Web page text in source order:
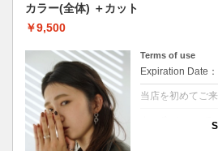
カラー(全体) ＋カット
￥9,500
Terms of use
Expiration Date：
当店を初めてご